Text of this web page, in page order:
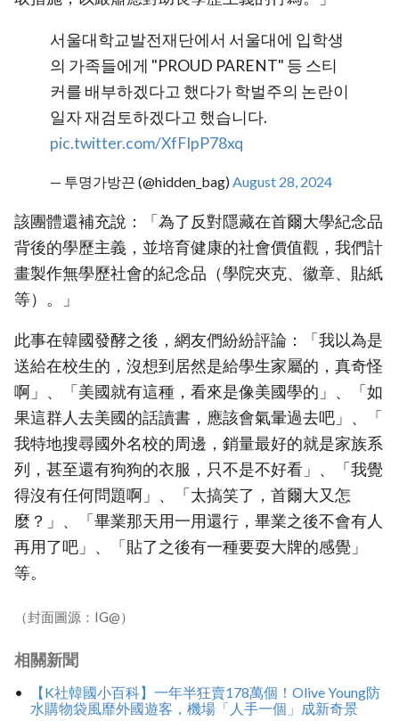
서울대학교발전재단에서 서울대에 입학생
의 가족들에게 "PROUD PARENT" 등 스티
커를 배부하겠다고 했다가 학벌주의 논란이
일자 재검토하겠다고 했습니다.
pic.twitter.com/XfFIpP78xq
— 투명가방끈 (@hidden_bag)August 28, 2024
該團體還補充說：「為了反對隱藏在首爾大學紀念品
背後的學歷主義，並培育健康的社會價值觀，我們計
畫製作無學歷社會的紀念品（學院夾克、徽章、貼紙
等）。」
此事在韓國發酵之後，網友們紛紛評論：「我以為是
送給在校生的，沒想到居然是給學生家屬的，真奇怪
啊」、「美國就有這種，看來是像美國學的」、「如
果這群人去美國的話讀書，應該會氣暈過去吧」、「
我特地搜尋國外名校的周邊，銷量最好的就是家族系
列，甚至還有狗狗的衣服，只不是不好看」、「我覺
得沒有任何問題啊」、「太搞笑了，首爾大又怎
麼？」、「畢業那天用一用還行，畢業之後不會有人
再用了吧」、「貼了之後有一種要耍大牌的感覺」
等。
（封面圖源：IG@）
相關新聞
【K社韓國小百科】一年半狂賣178萬個！Olive Young防
水購物袋風靡外國遊客，機場「人手一個」成新奇景